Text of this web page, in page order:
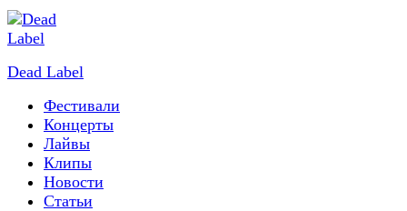
Dead Label
Фестивали
Концерты
Лайвы
Клипы
Новости
Статьи